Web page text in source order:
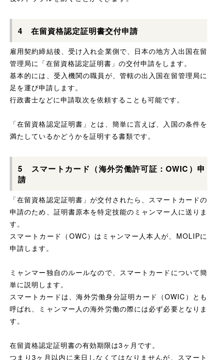
4 在留資格認定証明書交付申請
雇用契約締結後、受け入れ企業側で、日本の地方入出国在留
管理局に「在留資格認定証明書」の交付申請をします。
基本的には、受入機関の職員が、管轄の出入国在留管理局に
足を運び申請します。
行政書士などに申請取次を依頼することも可能です。
「在留資格認定証明書」とは、簡単に言えば、入国の条件を
満たしているかどうかを証明する書類です。
5 スマートカード（海外労働許可証：OWIC）申
請
「在留資格認定証明書」が交付されたら、スマートカードの
申請のため、証明書原本を特定技能のミャンマー人に送りま
す。
スマートカード（OWC）はミャンマー人本人が、MOLIPに
申請します。
ミャンマー独自のルールなので、スマートカードについて簡
単に説明します。
スマートカードは、海外労働身分証明カード（OWIC）とも
呼ばれ、ミャンマー人の海外労働の際には必ず必要となりま
す。
在留資格認定証明書の有効期限は3ヶ月です。
つまり3ヶ月以内に来日しなくてはなりませんが、スマート